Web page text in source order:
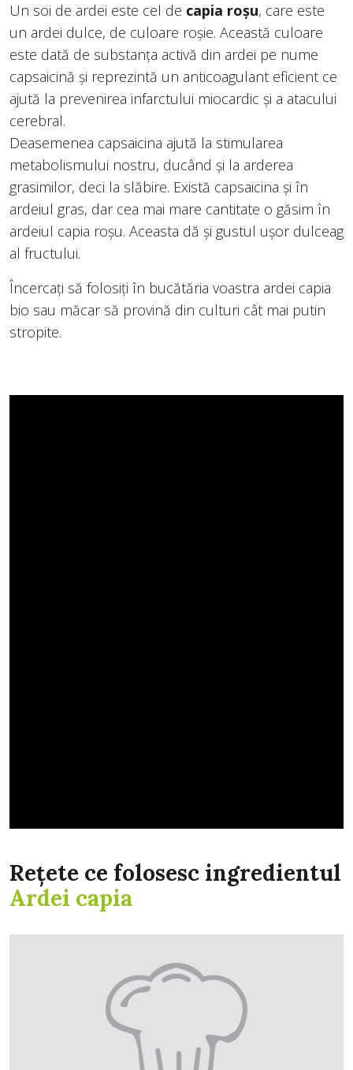
Un soi de ardei este cel de capia roșu, care este
un ardei dulce, de culoare roșie. Această culoare
este dată de substanța activă din ardei pe nume
capsaicină și reprezintă un anticoagulant eficient ce
ajută la prevenirea infarctului miocardic și a atacului
cerebral.
Deasemenea capsaicina ajută la stimularea
metabolismului nostru, ducând și la arderea
grasimilor, deci la slăbire. Există capsaicina și în
ardeiul gras, dar cea mai mare cantitate o găsim în
ardeiul capia roșu. Aceasta dă și gustul ușor dulceag
al fructului.
Încercați să folosiți în bucătăria voastra ardei capia
bio sau măcar să provină din culturi cât mai putin
stropite.
Rețete ce folosesc ingredientul
Ardei capia